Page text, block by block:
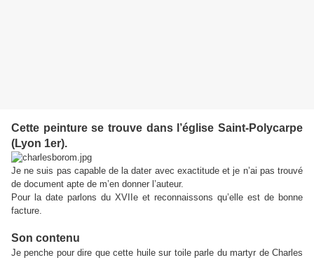
Cette peinture se trouve dans l’église Saint-Polycarpe
(Lyon 1er).
Je ne suis pas capable de la dater avec exactitude et je n’ai pas trouvé
de document apte de m’en donner l’auteur.
Pour la date parlons du XVIIe et reconnaissons qu’elle est de bonne
facture.
Son contenu
Je penche pour dire que cette huile sur toile parle du martyr de Charles